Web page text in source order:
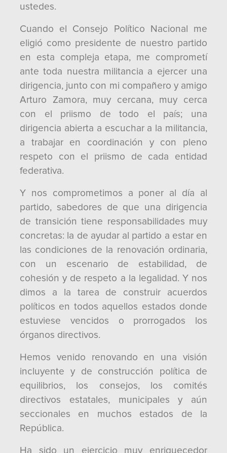
ustedes.
Cuando el Consejo Político Nacional me
eligió como presidente de nuestro partido
en esta compleja etapa, me comprometí
ante toda nuestra militancia a ejercer una
dirigencia, junto con mi compañero y amigo
Arturo Zamora, muy cercana, muy cerca
con el priismo de todo el país; una
dirigencia abierta a escuchar a la militancia,
a trabajar en coordinación y con pleno
respeto con el priismo de cada entidad
federativa.
Y nos comprometimos a poner al día al
partido, sabedores de que una dirigencia
de transición tiene responsabilidades muy
concretas: la de ayudar al partido a estar en
las condiciones de la renovación ordinaria,
con un escenario de estabilidad, de
cohesión y de respeto a la legalidad. Y nos
dimos a la tarea de construir acuerdos
políticos en todos aquellos estados donde
estuviese vencidos o prorrogados los
órganos directivos.
Hemos venido renovando en una visión
incluyente y de construcción política de
equilibrios, los consejos, los comités
directivos estatales, municipales y aún
seccionales en muchos estados de la
República.
Ha sido un ejercicio muy enriquecedor